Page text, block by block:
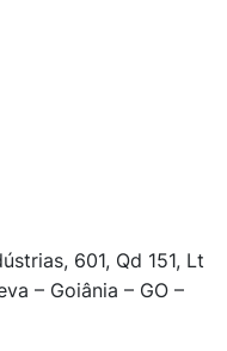
601, Qd 151, Lt
– Goiânia – GO –